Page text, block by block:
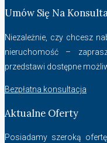
Umów Się Na
Niezależnie, czy chcesz
nieruchomość –
przedstawi dostępne
Bezpłatna konsultacja
Aktualne Oferty
Posiadamy szeroką